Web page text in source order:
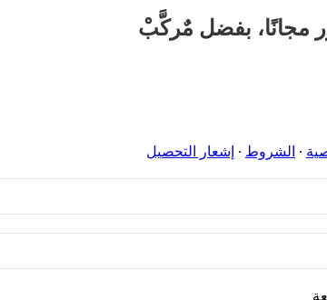
مجانًا، بفضل مٌركَّبْ
∙ الشروط ∙ إشعار التحصيل